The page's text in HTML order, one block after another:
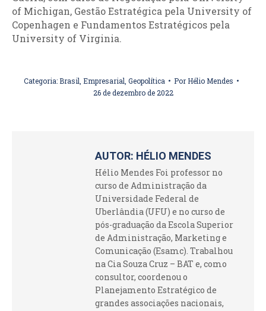
of Michigan, Gestão Estratégica pela University of
Copenhagen e Fundamentos Estratégicos pela
University of Virginia.
Categoria:Brasil Empresarial Geopolítica PorHélio Mendes
26 de dezembro de 2022
AUTOR: HÉLIO MENDES
Hélio Mendes Foi professor no
curso de Administração da
Universidade Federal de
Uberlândia (UFU) e no curso de
pós-graduação da Escola Superior
de Administração, Marketing e
Comunicação (Esamc). Trabalhou
na Cia Souza Cruz – BAT e, como
consultor, coordenou o
Planejamento Estratégico de
grandes associações nacionais,